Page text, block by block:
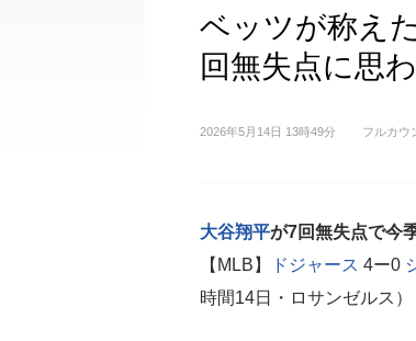
ベッツが称え
回無失点に思
2026年5月14日 13時49分 フルカウ
大谷翔平が7回無失点で今
【MLB】
ドジャース 4ー0
時間14日・ロサンゼルス）